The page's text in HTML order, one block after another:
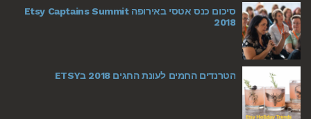
סיכום כנס אטסי באירופה Etsy Captains Summit
2018
הטרנדים החמים לעונת החגים 2018 בETSY